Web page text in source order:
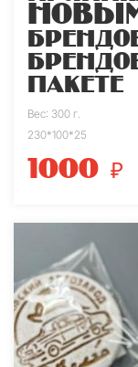
пакете
Вес: 300 г.
230*100*25
1000 ₽